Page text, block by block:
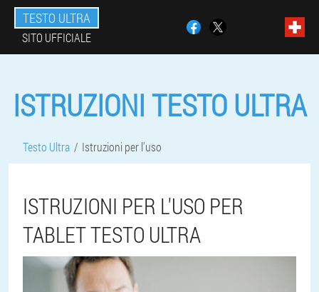
TESTO ULTRA
SITO UFFICIALE
ISTRUZIONI TESTO ULTRA
Testo Ultra Istruzioni per l'uso
ISTRUZIONI PER L'USO PER
TABLET TESTO ULTRA